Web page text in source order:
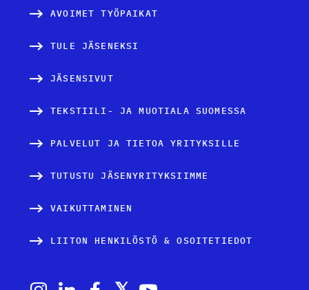
AVOIMET TYÖPAIKAT
TULE JÄSENEKSI
JÄSENSIVUT
TEKSTIILI- JA MUOTIALA SUOMESSA
PALVELUT JA TIETOA YRITYKSILLE
TUTUSTU JÄSENYRITYKSIIMME
VAIKUTTAMINEN
LIITON HENKILÖSTÖ & OSOITETIEDOT